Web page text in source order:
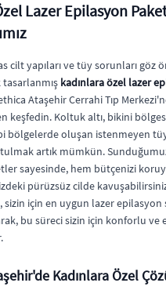
Lazer Epilasyon
cilt yapıları ve tüy sorunları göz
kadınlara özel lazer
Ataşehir Cerrahi Tıp
keşfedin. Koltuk altı, bikini
bölgelerde oluşan istenmeyen
artık mümkün.
sayesinde, hem bütçenizi
pürüzsüz cilde
sizin için en uygun lazer epilasyon
bu süreci sizin için konforlu ve
Kadınlara Özel